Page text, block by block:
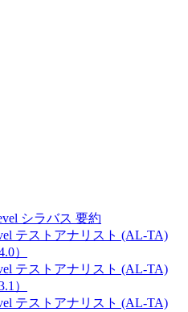
シラバス 要約
テストアナリスト (AL-TA)
）
テストアナリスト (AL-TA)
）
テストアナリスト (AL-TA)